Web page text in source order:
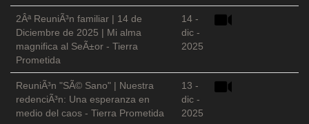
2Âª ReuniÃ³n familiar | 14 de
Diciembre de 2025 | Mi alma
magnifica al SeÃ±or - Tierra
Prometida
14 -
dic -
2025
ReuniÃ³n "SÃ© Sano" | Nuestra
redenciÃ³n: Una esperanza en
medio del caos - Tierra Prometida
13 -
dic -
2025